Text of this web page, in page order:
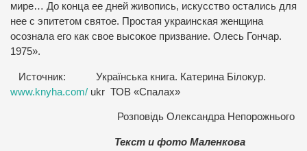
мире… До конца ее дней живопись, искусство остались для
нее с эпитетом святое. Простая украинская женщина
осознала его как свое высокое призвание. Олесь Гончар.
1975».
Источник: Українська книга. Катерина Білокур.
www.knyha.com/ ukr ТОВ «Спалах»
Розповідь Олександра Непорожнього
Текст и фото Маленкова